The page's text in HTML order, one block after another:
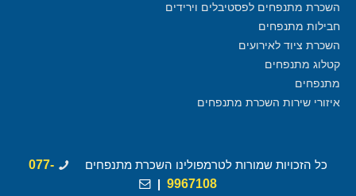
השכרת מתנפחים לפסטיבלים וירידים
חבילות מתנפחים
השכרת ציוד לאירועים
קטלוג מתנפחים
מתנפחים
איזורי שירות השכרת מתנפחים
כל הזכויות שמורות לטרמפולינו השכרת מתנפחים
077-
9967108
|